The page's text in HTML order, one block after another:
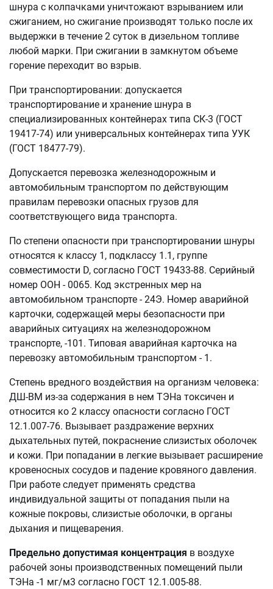
шнура с колпачками уничтожают взрыванием или
сжиганием, но сжигание производят только после их
выдержки в течение 2 суток в дизельном топливе
любой марки. При сжигании в замкнутом объеме
горение переходит во взрыв.
При транспортировании: допускается
транспортирование и хранение шнура в
специализированных контейнерах типа СК-3 (ГОСТ
19417-74) или универсальных контейнерах типа УУК
(ГОСТ 18477-79).
Допускается перевозка железнодорожным и
автомобильным транспортом по действующим
правилам перевозки опасных грузов для
соответствующего вида транспорта.
По степени опасности при транспортировании шнуры
относятся к классу 1, подклассу 1.1, группе
совместимости D, согласно ГОСТ 19433-88. Серийный
номер ООН - 0065. Код экстренных мер на
автомобильном транспорте - 24Э. Номер аварийной
карточки, содержащей меры безопасности при
аварийных ситуациях на железнодорожном
транспорте, -101. Типовая аварийная карточка на
перевозку автомобильным транспортом - 1.
Степень вредного воздействия на организм человека:
ДШ-ВМ из-за содержания в нем ТЭНа токсичен и
относится ко 2 классу опасности согласно ГОСТ
12.1.007-76. Вызывает раздражение верхних
дыхательных путей, покраснение слизистых оболочек
и кожи. При попадании в легкие вызывает расширение
кровеносных сосудов и падение кровяного давления.
При работе следует применять средства
индивидуальной защиты от попадания пыли на
кожные покровы, слизистые оболочки, в органы
дыхания и пищеварения.
Предельно допустимая концентрация в воздухе
рабочей зоны производственных помещений пыли
ТЭНа -1 мг/м3 согласно ГОСТ 12.1.005-88.